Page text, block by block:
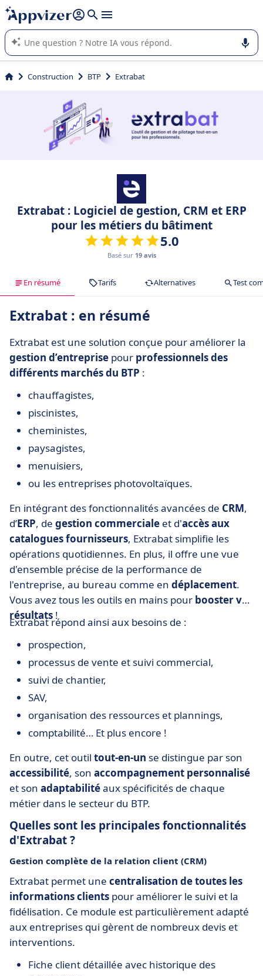
répondre (plusieurs lignes avec
L'IA de Appvizer vous guide dans l'utilisation ou la sélection de
logiciel SaaS en entreprise.
Construction BTP Extrabat
Extrabat : Logiciel de gestion, CRM et ERP
pour les métiers du bâtiment
5.0
Basé sur 19 avis
En résumé Tarifs Alternatives Test
Extrabat : en résumé
Extrabat est une solution conçue pour améliorer la
gestion d’entreprise pour professionnels des
différents marchés du BTP :
chauffagistes,
piscinistes,
cheministes,
paysagistes,
menuisiers,
ou les entreprises photovoltaïques.
En intégrant des fonctionnalités avancées de CRM,
d’ERP, de gestion commerciale et d'accès aux
catalogues fournisseurs, Extrabat simplifie les
opérations quotidiennes. En plus, il offre une vue
d'ensemble précise de la performance de
l'entreprise, au bureau comme en déplacement.
Vous avez tous les outils en mains pour booster vos
résultats !
Extrabat répond ainsi aux besoins de :
prospection,
processus de vente et suivi commercial,
suivi de chantier,
SAV,
organisation des ressources et plannings,
comptabilité… Et plus encore !
En outre, cet outil tout-en-un se distingue par son
accessibilité, son accompagnement personnalisé
et son adaptabilitéaux spécificités de chaque
métier dans le secteur du BTP.
Quelles sont les principales fonctionnalités
d'Extrabat ?
Gestion complète de la relation client (CRM)
Extrabat permet une centralisation de toutes les
informations clients pour améliorer le suivi et la
fidélisation. Ce module est particulièrement adapté
aux entreprises qui gèrent de nombreux devis et
interventions.
Fiche client détaillée avec historique des